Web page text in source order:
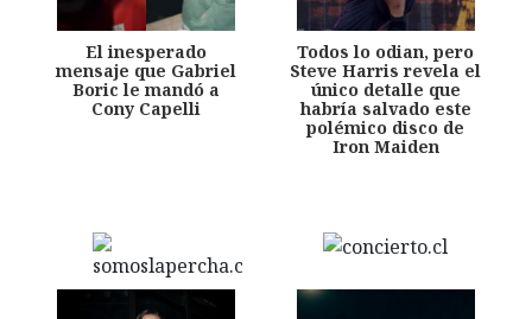
El inesperado
mensaje que Gabriel
Boric le mandó a
Cony Capelli
Todos lo odian, pero
Steve Harris revela el
único detalle que
habría salvado este
polémico disco de
Iron Maiden